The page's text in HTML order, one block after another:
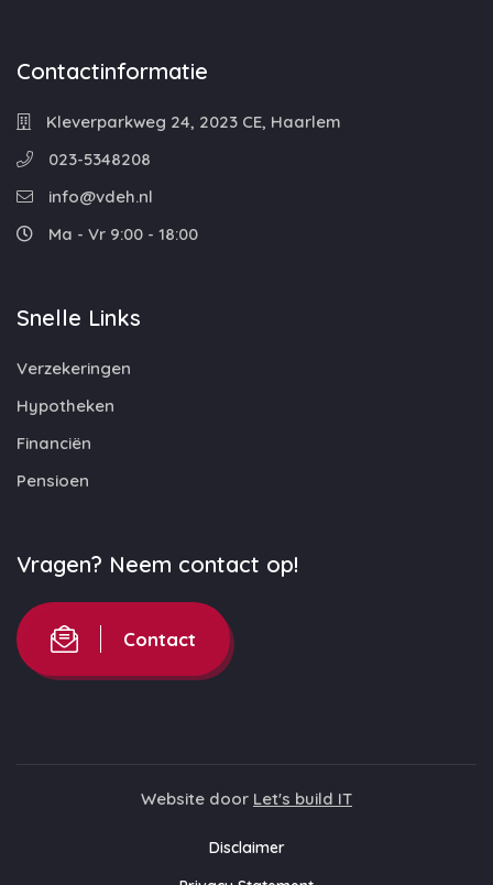
Contactinformatie
Kleverparkweg 24, 2023 CE, Haarlem
023-5348208
info@vdeh.nl
Ma - Vr 9:00 - 18:00
Snelle Links
Verzekeringen
Hypotheken
Financiën
Pensioen
Vragen? Neem contact op!
Contact
Website door Let's build IT
Disclaimer